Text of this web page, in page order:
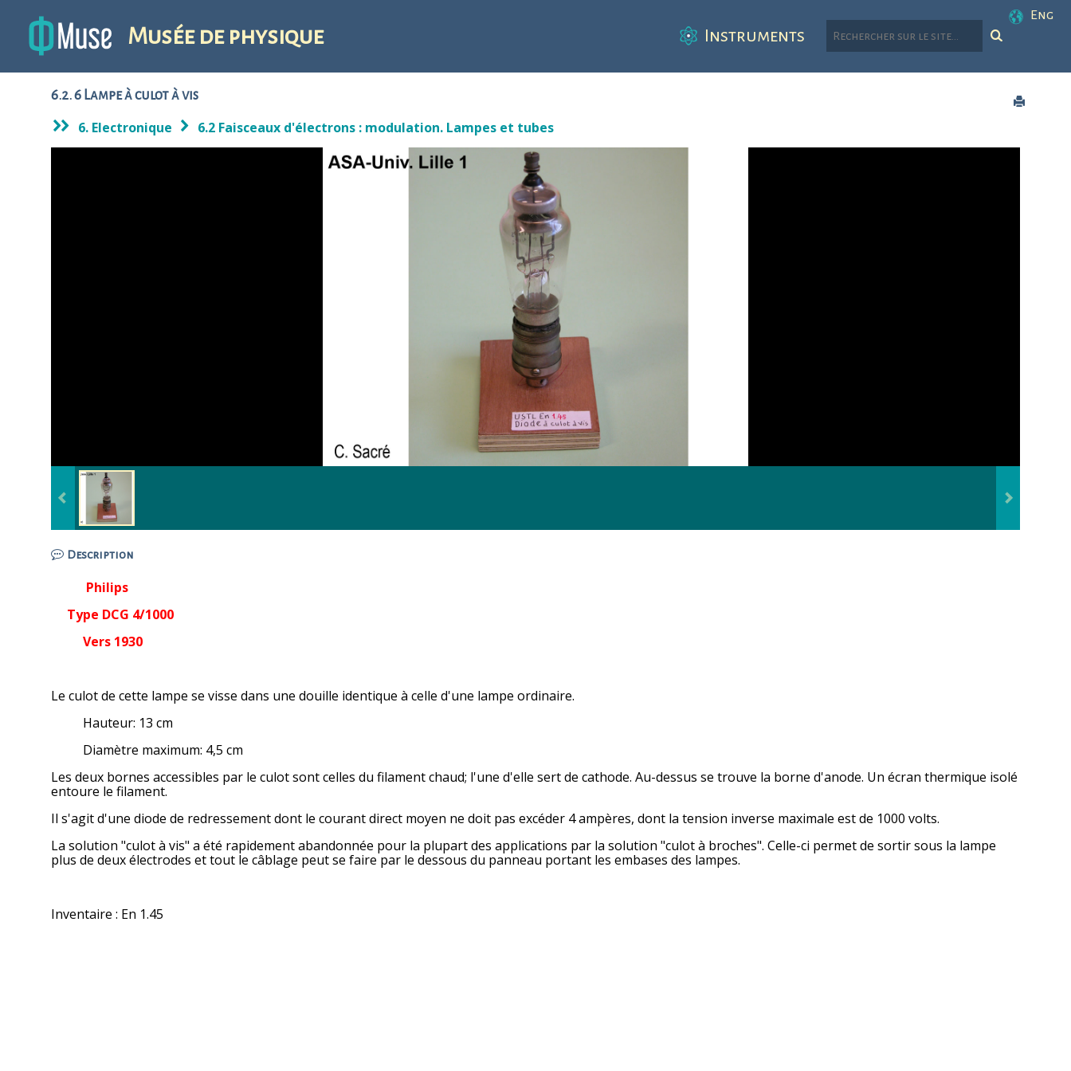
Musée de physique Instruments
Eng
6.2. 6 Lampe à culot à vis
6. Electronique 6.2 Faisceaux d'électrons : modulation. Lampes et tubes
Description
Philips
Type DCG 4/1000
Vers 1930
Le culot de cette lampe se visse dans une douille identique à celle d'une lampe ordinaire.
Hauteur: 13 cm
Diamètre maximum: 4,5 cm
Les deux bornes accessibles par le culot sont celles du filament chaud; l'une d'elle sert de cathode. Au-dessus se trouve la borne d'anode. Un écran thermique isolé
entoure le filament.
Il s'agit d'une diode de redressement dont le courant direct moyen ne doit pas excéder 4 ampères, dont la tension inverse maximale est de 1000 volts.
La solution "culot à vis" a été rapidement abandonnée pour la plupart des applications par la solution "culot à broches". Celle-ci permet de sortir sous la lampe
plus de deux électrodes et tout le câblage peut se faire par le dessous du panneau portant les embases des lampes.
Inventaire : En 1.45